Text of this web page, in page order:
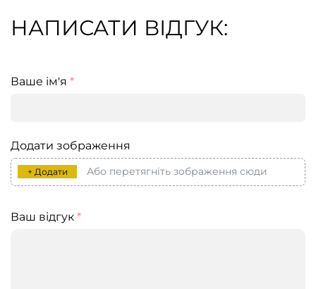
НАПИСАТИ ВІДГУК:
Ваше ім'я *
Додати зображення
+ Додати Або перетягніть зображення сюди
Ваш відгук *